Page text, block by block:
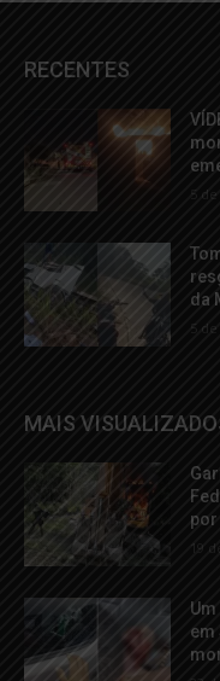
RECENTES
5
da
5
MAIS
19
em